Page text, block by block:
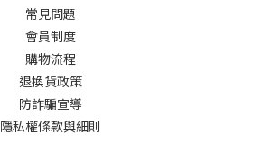
常見問題
會員制度
購物流程
退換貨政策
防詐騙宣導
隱私權條款與細則